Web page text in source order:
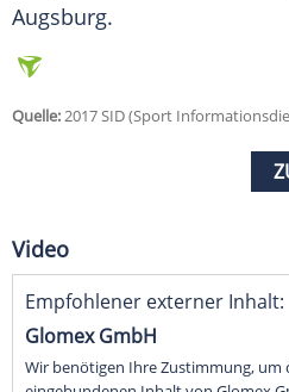
Augsburg.
Quelle:2017 SID (Sport
Video
Empfohlener externer Inhalt:
Glomex GmbH
Wir benötigen Ihre Zustimmung, um